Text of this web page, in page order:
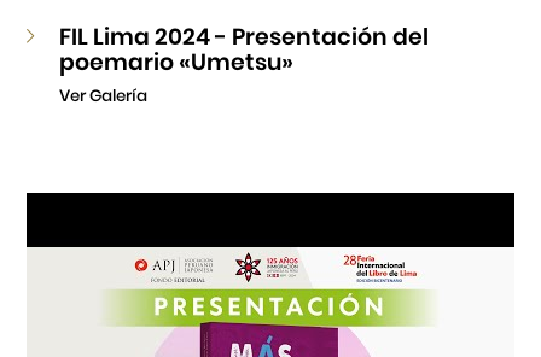
FIL Lima 2024 - Presentación del
poemario «Umetsu»
Ver Galería